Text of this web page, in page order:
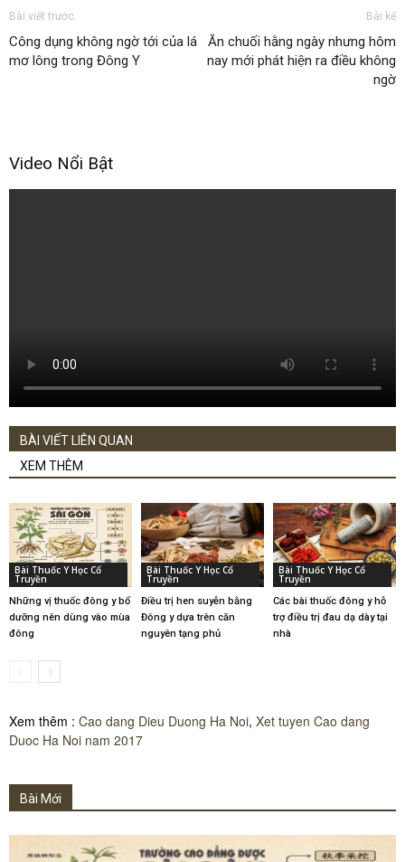
Bài viết trước
Công dụng không ngờ tới của lá
mơ lông trong Đông Y
Bài kế
Ăn chuối hằng ngày nhưng hôm
nay mới phát hiện ra điều không
ngờ
Video Nổi Bật
BÀI VIẾT LIÊN QUAN
XEM THÊM
Bài Thuốc Y Học Cổ
Truyền
Những vị thuốc đông y bổ
dưỡng nên dùng vào mùa
đông
Bài Thuốc Y Học Cổ
Truyền
Điều trị hen suyễn bằng
Đông y dựa trên căn
nguyên tạng phủ
Bài Thuốc Y Học Cổ
Truyền
Các bài thuốc đông y hỗ
trợ điều trị đau dạ dày tại
nhà
Xem thêm : Cao dang Dieu Duong Ha Noi, Xet tuyen Cao dang
Duoc Ha Noi nam 2017
Bài Mới